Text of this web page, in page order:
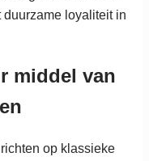
duurzame loyaliteit in
middel van
op klassieke